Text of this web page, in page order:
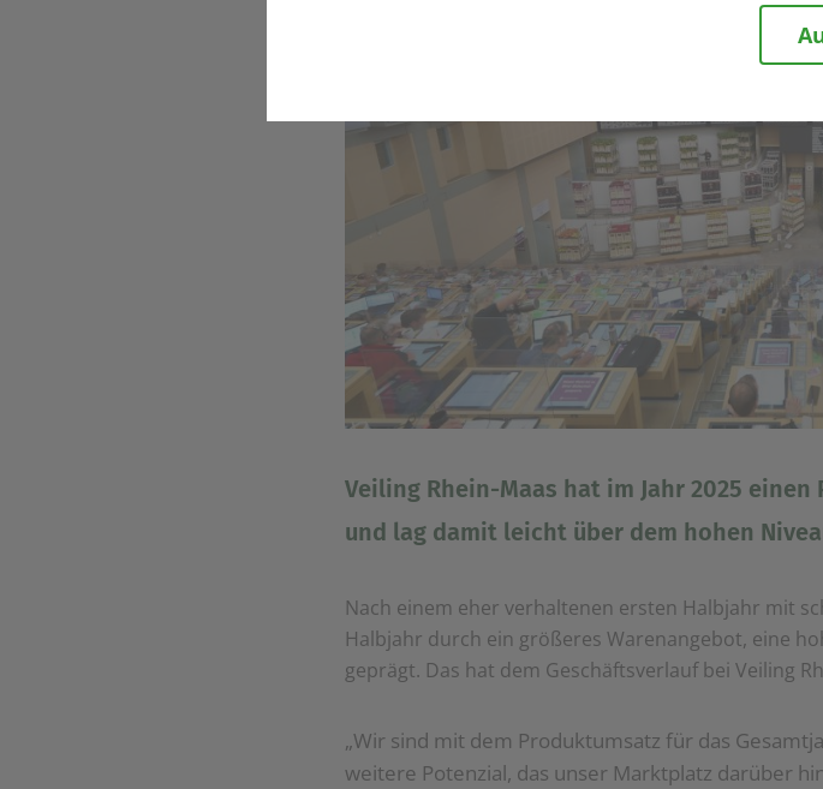
Diese Cookies werden zur Gewährleistung von
Seite benötigt werden. Darunter fällt beispielsweise die
wir Ihnen bei einem erneuten Besuch der Seite eine
Wir erfassen in bestimmten zeitlichen Abständen
stetig zu verbessern. Diese Daten verwenden wir
bestimmter Inhalte auf unsere Seitenbesucher nachvollziehen
Diese Cookies helfen uns, Ihnen die Bedienung unserer Seiten
Suchergebnisse, Suchbegriffe oder Webseiten-Einstellungen
Besuch der Seite schnell wieder zur Verfügung stellen.
Marketing
Wir verwenden Cookies für Personalisierung, um Ihnen
beispielweise Angebote präsentieren, die genau auf Ihr
Veiling Rhein-Maas hat im Jahr 2025
und lag damit leicht über dem hohen
Nach einem eher verhaltenen ersten Halbjahr mit
Halbjahr durch ein größeres Warenangebot, eine
geprägt. Das hat dem Geschäftsverlauf bei Veiling
„Wir sind mit dem Produktumsatz für das
weitere Potenzial, das unser Marktplatz darüber